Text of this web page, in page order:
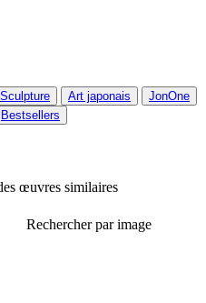
Sculpture Art japonais
JonOne
Bestsellers
œuvres similaires
Rechercher par image